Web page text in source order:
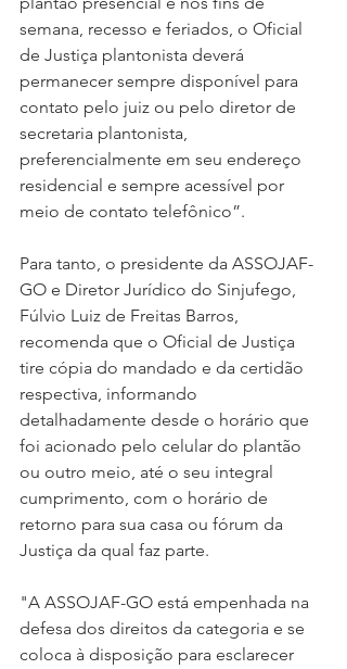
semana, recesso e feriados, o Oficial
de Justiça plantonista deverá
permanecer sempre disponível para
contato pelo juiz ou pelo diretor de
secretaria plantonista,
preferencialmente em seu endereço
residencial e sempre acessível por
meio de contato telefônico”.
Para tanto, o presidente da ASSOJAF-
GO e Diretor Jurídico do Sinjufego,
Fúlvio Luiz de Freitas Barros,
recomenda que o Oficial de Justiça
tire cópia do mandado e da certidão
respectiva, informando
detalhadamente desde o horário que
foi acionado pelo celular do plantão
ou outro meio, até o seu integral
cumprimento, com o horário de
retorno para sua casa ou fórum da
Justiça da qual faz parte.
"A ASSOJAF-GO está empenhada na
defesa dos direitos da categoria e se
coloca à disposição para esclarecer